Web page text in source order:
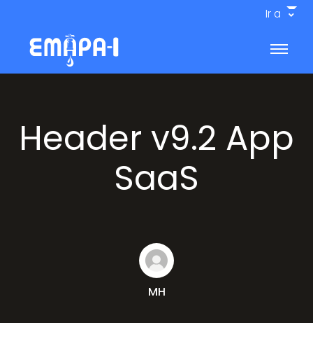
Ir a
Header v9.2 App
SaaS
MH